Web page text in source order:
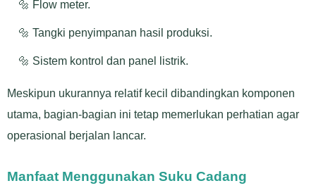
🔩 Flow meter.
🔩 Tangki penyimpanan hasil produksi.
🔩 Sistem kontrol dan panel listrik.
Meskipun ukurannya relatif kecil dibandingkan komponen
utama, bagian-bagian ini tetap memerlukan perhatian agar
operasional berjalan lancar.
Manfaat Menggunakan Suku Cadang